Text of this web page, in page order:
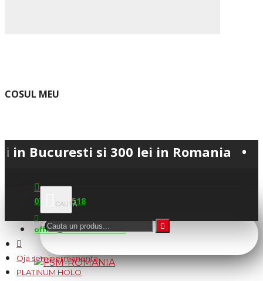
COSUL MEU
si 300 lei in Romania • 💳
0745.677.518
office@fsm-romania.ro
Oja semipermanenta
PLATINUM HOLO